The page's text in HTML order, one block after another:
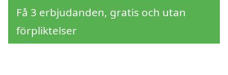
Få 3 erbjudanden, gratis och utan
förpliktelser